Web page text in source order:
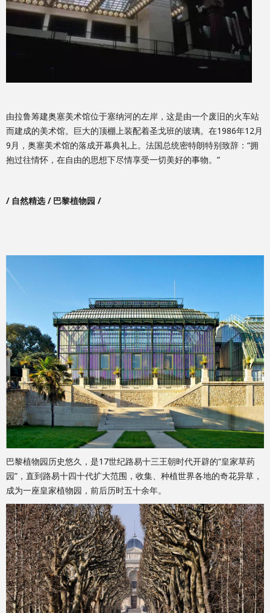
由拉鲁筹建奥塞美术馆位于塞纳河的左岸，这是由一个废旧的火车站
而建成的美术馆。巨大的顶棚上装配着圣戈班的玻璃。在1986年12月
9月，奥塞美术馆的落成开幕典礼上。法国总统密特朗特别致辞：“拥
抱过往情怀，在自由的思想下尽情享受一切美好的事物。”
/ 自然精选 / 巴黎植物园 /
巴黎植物园历史悠久，是17世纪路易十三王朝时代开辟的“皇家草药
园”，直到路易十四十代扩大范围，收集、种植世界各地的奇花异草，
成为一座皇家植物园，前后历时五十余年。